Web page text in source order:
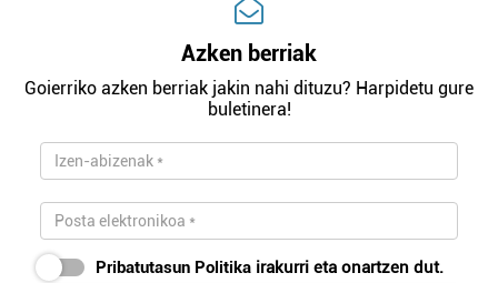
Azken berriak
Goierriko azken berriak jakin nahi dituzu? Harpidetu gure
buletinera!
Pribatutasun Politika irakurri eta onartzen dut.